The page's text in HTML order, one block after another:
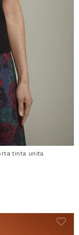
tinta unita